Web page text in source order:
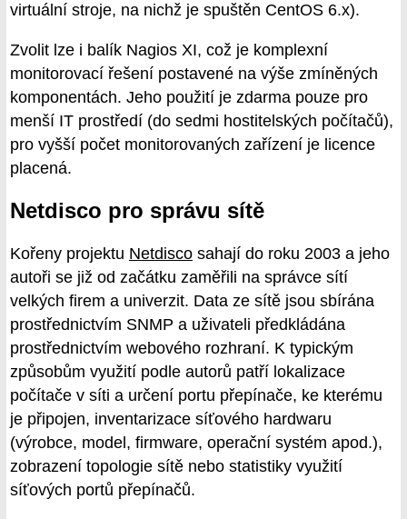
virtuální stroje, na nichž je spuštěn CentOS 6.x).
Zvolit lze i balík Nagios XI, což je komplexní
monitorovací řešení postavené na výše zmíněných
komponentách. Jeho použití je zdarma pouze pro
menší IT prostředí (do sedmi hostitelských počítačů),
pro vyšší počet monitorovaných zařízení je licence
placená.
Netdisco pro správu sítě
Kořeny projektu Netdisco sahají do roku 2003 a jeho
autoři se již od začátku zaměřili na správce sítí
velkých firem a univerzit. Data ze sítě jsou sbírána
prostřednictvím SNMP a uživateli předkládána
prostřednictvím webového rozhraní. K typickým
způsobům využití podle autorů patří lokalizace
počítače v síti a určení portu přepínače, ke kterému
je připojen, inventarizace síťového hardwaru
(výrobce, model, firmware, operační systém apod.),
zobrazení topologie sítě nebo statistiky využití
síťových portů přepínačů.